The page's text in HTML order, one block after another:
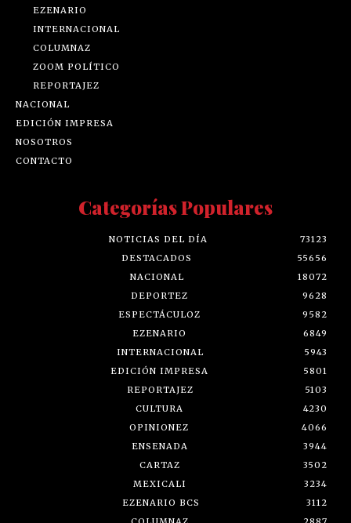
EZENARIO
INTERNACIONAL
COLUMNAZ
ZOOM POLÍTICO
REPORTAJEZ
NACIONAL
EDICIÓN IMPRESA
NOSOTROS
CONTACTO
Categorías Populares
NOTICIAS DEL DÍA
73123
DESTACADOS
55656
NACIONAL
18072
DEPORTEZ
9628
ESPECTÁCULOZ
9582
EZENARIO
6849
INTERNACIONAL
5943
EDICIÓN IMPRESA
5801
REPORTAJEZ
5103
CULTURA
4230
OPINIONEZ
4066
ENSENADA
3944
CARTAZ
3502
MEXICALI
3234
EZENARIO BCS
3112